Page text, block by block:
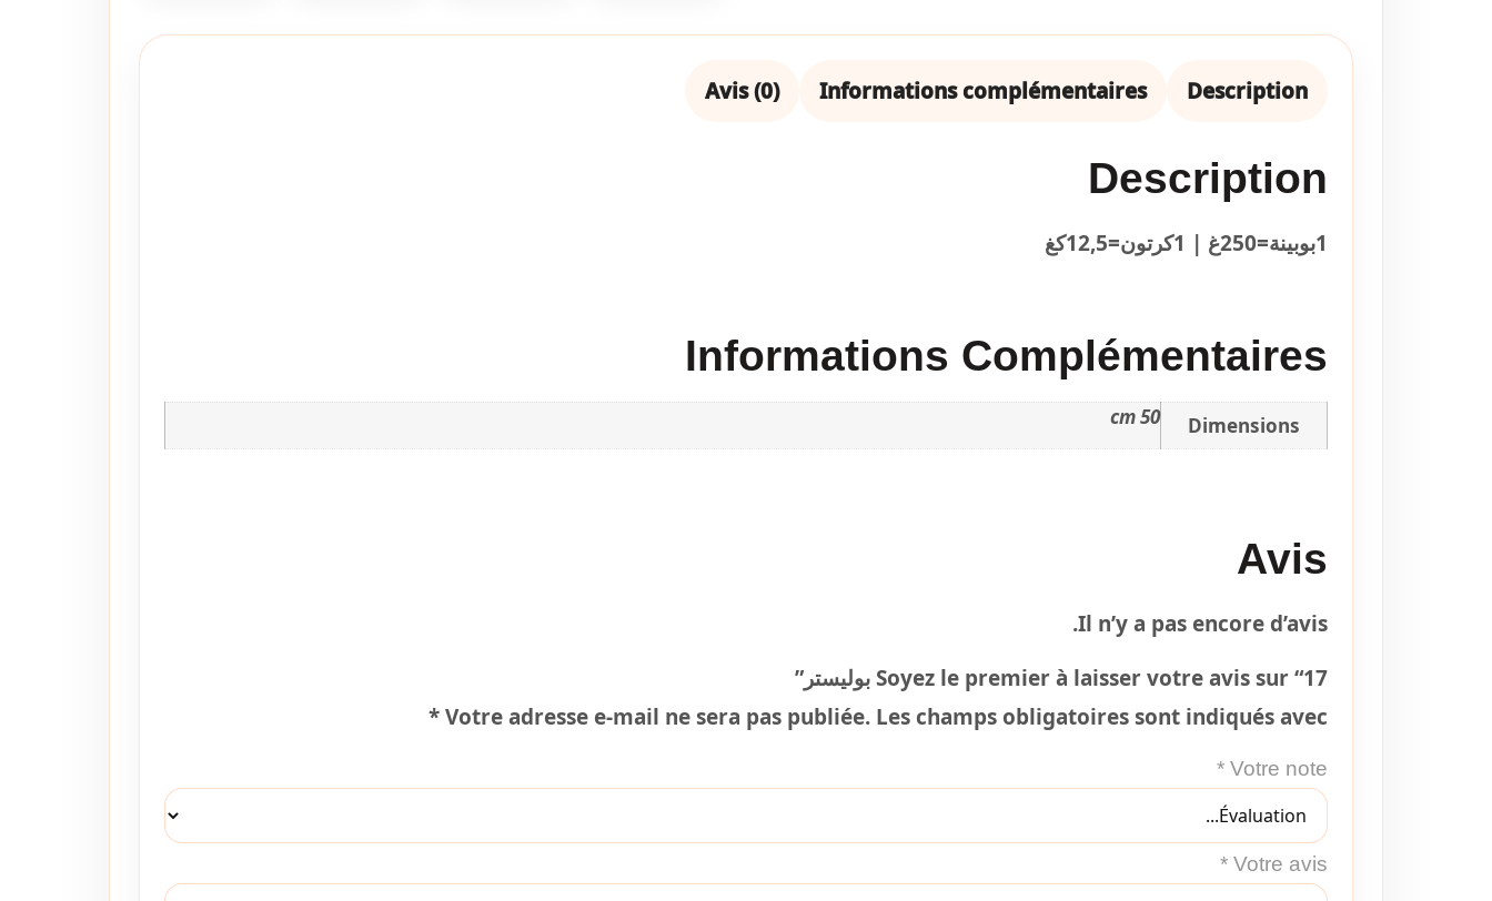
Description
Informations complémentaires
Avis (0)
Description
1بوبينة=250غ | 1كرتون=12,5كغ
Informations Complémentaires
Dimensions
50 cm
Avis
Il n’y a pas encore d’avis.
Soyez le premier à laisser votre avis sur “17 بوليستر”
Votre adresse e-mail ne sera pas publiée. Les champs obligatoires sont indiqués avec
*
Votre note
*
Votre avis
*